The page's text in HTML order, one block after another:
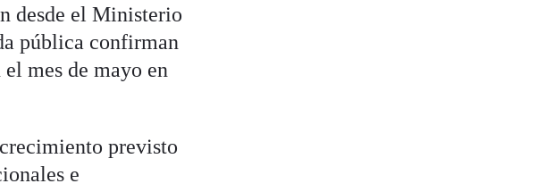
desde el Ministerio
pública confirman
mes de mayo en
previsto
e